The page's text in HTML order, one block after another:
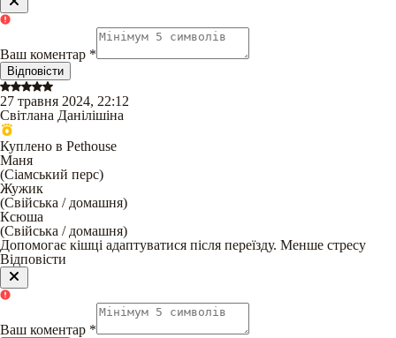
Ваш коментар *
Відповісти
27 травня 2024, 22:12
Світлана Данілішіна
Куплено в Pethouse
Маня
(Сіамський перс)
Жужик
(Свійська / домашня)
Ксюша
(Свійська / домашня)
Допомогає кішці адаптуватися після переїзду. Менше стресу
Відповісти
Ваш коментар *